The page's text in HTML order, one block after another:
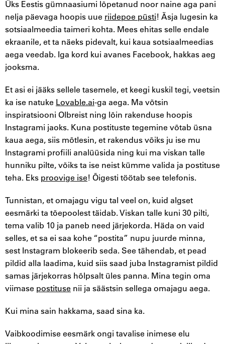
Üks Eestis gümnaasiumi lõpetanud noor naine aga pani
nelja päevaga hoopis uue riidepoe püsti! Äsja lugesin ka
sotsiaalmeedia taimeri kohta. Mees ehitas selle endale
ekraanile, et ta näeks pidevalt, kui kaua sotsiaalmeedias
aega veedab. Iga kord kui avanes Facebook, hakkas aeg
jooksma.
Et asi ei jääks sellele tasemele, et keegi kuskil tegi, veetsin
ka ise natuke Lovable.ai-ga aega. Ma võtsin
inspiratsiooni Olbreist ning lõin rakenduse hoopis
Instagrami jaoks. Kuna postituste tegemine võtab üsna
kaua aega, siis mõtlesin, et rakendus võiks ju ise mu
Instagrami profiili analüüsida ning kui ma viskan talle
hunniku pilte, võiks ta ise neist kümme valida ja postituse
teha. Eks proovige ise! Õigesti töötab see telefonis.
Tunnistan, et omajagu vigu tal veel on, kuid algset
eesmärki ta tõepoolest täidab. Viskan talle kuni 30 pilti,
tema valib 10 ja paneb need järjekorda. Häda on vaid
selles, et sa ei saa kohe “postita” nupu juurde minna,
sest Instagram blokeerib seda. See tähendab, et pead
pildid alla laadima, kuid siis saad juba Instagramist pildid
samas järjekorras hõlpsalt üles panna. Mina tegin oma
viimase postituse nii ja säästsin sellega omajagu aega.
Kui mina sain hakkama, saad sina ka.
Vaibkoodimise eesmärk ongi tavalise inimese elu